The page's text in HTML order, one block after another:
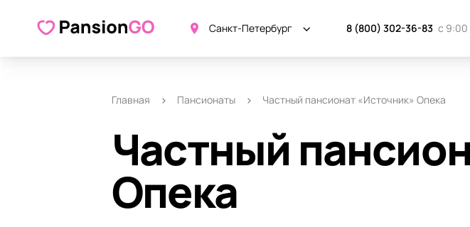
Санкт-Петербург 8 (800) 302-36-83 с 9:00
О пансионате
Главная Пансионаты Частный пансионат «Источник» Опека
Частный
Опека